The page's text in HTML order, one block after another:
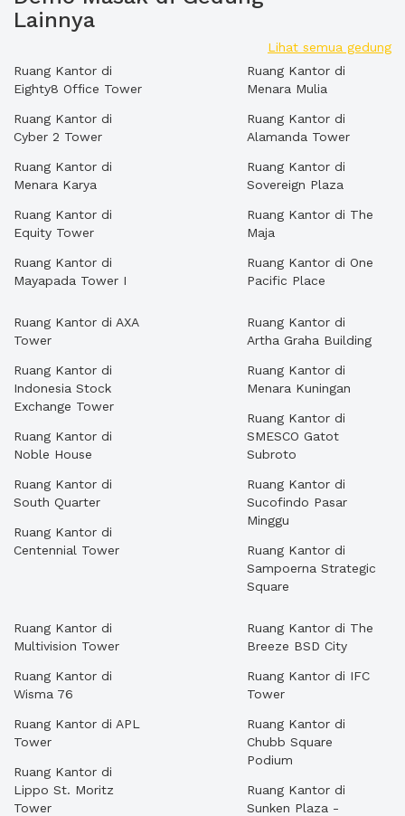
Lainnya
Lihat semua gedung
Ruang Kantor di
Eighty8 Office Tower
Ruang Kantor di
Cyber 2 Tower
Ruang Kantor di
Menara Karya
Ruang Kantor di
Equity Tower
Ruang Kantor di
Mayapada Tower I
Ruang Kantor di
Menara Mulia
Ruang Kantor di
Alamanda Tower
Ruang Kantor di
Sovereign Plaza
Ruang Kantor di The
Maja
Ruang Kantor di One
Pacific Place
Ruang Kantor di AXA
Tower
Ruang Kantor di
Indonesia Stock
Exchange Tower
Ruang Kantor di
Noble House
Ruang Kantor di
South Quarter
Ruang Kantor di
Centennial Tower
Ruang Kantor di
Artha Graha Building
Ruang Kantor di
Menara Kuningan
Ruang Kantor di
SMESCO Gatot
Subroto
Ruang Kantor di
Sucofindo Pasar
Minggu
Ruang Kantor di
Sampoerna Strategic
Square
Ruang Kantor di
Multivision Tower
Ruang Kantor di
Wisma 76
Ruang Kantor di APL
Tower
Ruang Kantor di
Lippo St. Moritz
Tower
Ruang Kantor di The
Breeze BSD City
Ruang Kantor di IFC
Tower
Ruang Kantor di
Chubb Square
Podium
Ruang Kantor di
Sunken Plaza -